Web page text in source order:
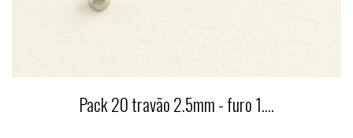
Pack 20 travão 2.5mm - furo 1....